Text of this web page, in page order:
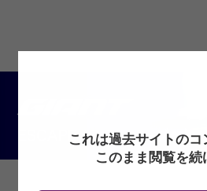
これは過去サイトのコ
このまま閲覧を続